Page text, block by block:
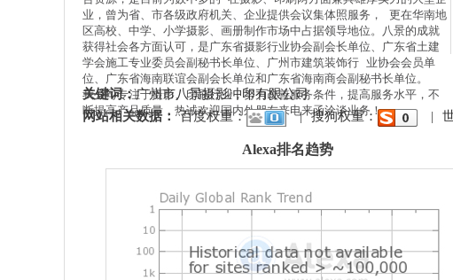
业，曾为省、市各级政府机关、企业提供会议集体照服务， 更在华南地
区高校、中学、小学摄影、画册制作市场中占据领导地位。八景的成就
获得社会各方面认可，是广东省摄影行业协会副会长单位、广东省土建
学会施工专业委员会副秘书长单位、广州市建筑装饰行 业协会会员单
位、广东省海南联谊会副会长单位和广东省海南商会副秘书长单位。
我公司专注于摄影、印刷行业，努力改善服务条件，提高服务水平，不
断提高产品质量，热诚欢迎国内外朋友来电来函洽谈业务！
关键词：广州市八景摄影冲印有限公司
网站相关数据：
百度权重： | 搜狗权重： |
Alexa排名趋势